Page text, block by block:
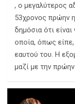
, ο μεγαλύτερος
53χρονος πρώην
δημόσια ότι
οποία, όπως είπε,
εαυτού του. Η
μαζί με την